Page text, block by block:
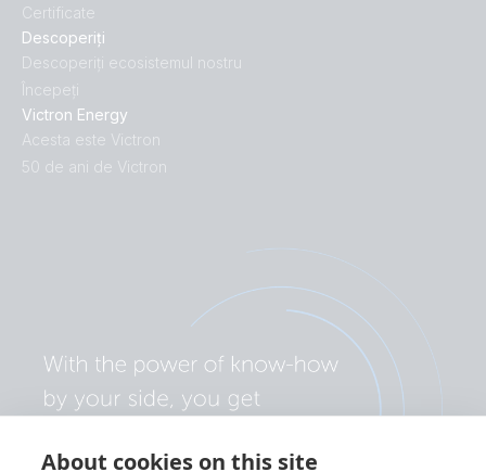
About cookies on this site
Descoperiți
Descoperiți ecosistemul nostru
Începeți
Victron Energy
Acesta este Victron
50 de ani de Victron
Certificate